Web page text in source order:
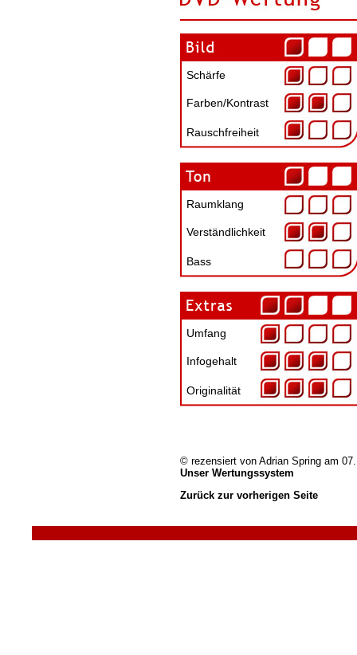
Schärfe
Farben/Kontrast
Rauschfreiheit
Raumklang
Verständlichkeit
Bass
Umfang
Infogehalt
Originalität
© rezensiert von Adrian Spring am
Unser Wertungssystem
Zurück zur vorherigen Seite